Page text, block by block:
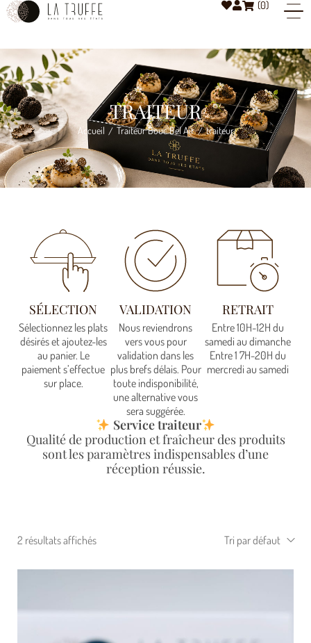
(0)
TRAITEUR
Accueil / Traiteur Bouc Bel Air / traiteur
SÉLECTION
Sélectionnez les plats
désirés et ajoutez-les
au panier. Le
paiement s’effectue
sur place.
VALIDATION
Nous reviendrons
vers vous pour
validation dans les
plus brefs délais. Pour
toute indisponibilité,
une alternative vous
sera suggérée.
RETRAIT
Entre 10H-12H du
samedi au dimanche
Entre 1 7H-20H du
mercredi au samedi
Service traiteur
Qualité de production et fraîcheur des produits
sont les paramètres indispensables d’une
réception réussie.
2 résultats affichés Tri par défaut